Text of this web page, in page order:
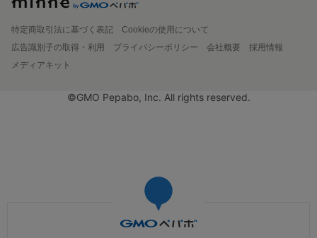
特定商取引法に基づく表記
Cookieの使用について
広告識別子の取得・利用
プライバシーポリシー 会社概要
採用情報
メディアキット
©GMO Pepabo, Inc. All rights reserved.